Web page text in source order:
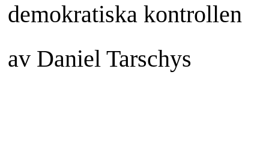
demokratiska kontrollen
av Daniel Tarschys